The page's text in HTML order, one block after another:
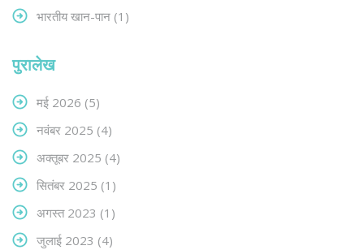
भारतीय खान-पान (1)
पुरालेख
मई 2026 (5)
नवंबर 2025 (4)
अक्तूबर 2025 (4)
सितंबर 2025 (1)
अगस्त 2023 (1)
जुलाई 2023 (4)